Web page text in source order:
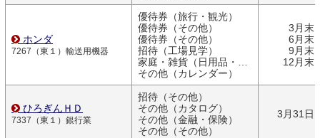
ホンダ
7267（東１）輸送用機器
優待券（旅行・観光）
優待券（その他）
優待券（その他）
招待（工場見学）
家庭・雑貨（日用品・文房具）
その他（カレンダー）
3月末
6月末
9月末
12月末
ひろぎんＨＤ
7337（東１）銀行業
招待（その他）
その他（カタログ）
その他（金融・保険）
その他（その他）
3月31日